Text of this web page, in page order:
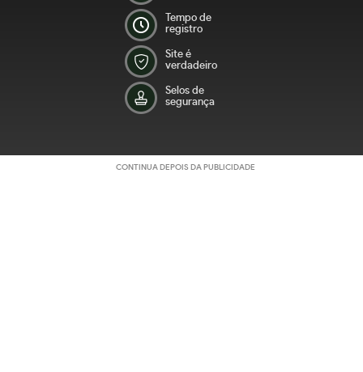
Tempo de
registro
Site é
verdadeiro
Selos de
segurança
CONTINUA DEPOIS DA PUBLICIDADE